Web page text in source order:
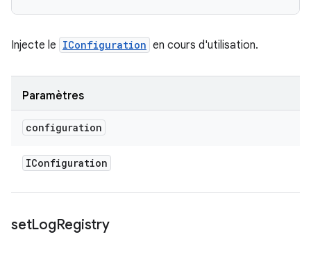
Injecte le IConfiguration en cours d'utilisation.
Paramètres
configuration
IConfiguration
setLogRegistry